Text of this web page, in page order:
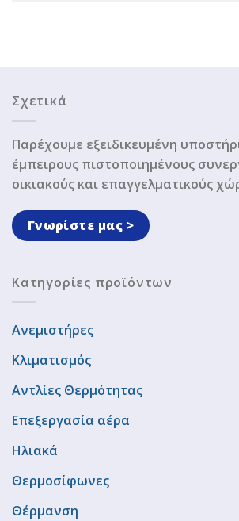
Σχετικά
Παρέχουμε εξειδικευμένη
έμπειρους πιστοποιημένους
οικιακούς και επαγγελματικούς
Γνωρίστε μας >
Κατηγορίες προϊόντων
Ανεμιστήρες
Κλιματισμός
Αντλίες Θερμότητας
Επεξεργασία αέρα
Ηλιακά
Θερμοσίφωνες
Θέρμανση